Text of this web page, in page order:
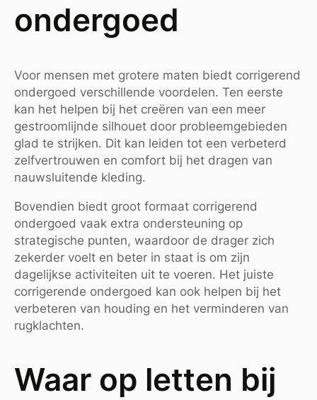
ondergoed
Voor mensen met grotere maten biedt corrigerend
ondergoed verschillende voordelen. Ten eerste
kan het helpen bij het creëren van een meer
gestroomlijnde silhouet door probleemgebieden
glad te strijken. Dit kan leiden tot een verbeterd
zelfvertrouwen en comfort bij het dragen van
nauwsluitende kleding.
Bovendien biedt groot formaat corrigerend
ondergoed vaak extra ondersteuning op
strategische punten, waardoor de drager zich
zekerder voelt en beter in staat is om zijn
dagelijkse activiteiten uit te voeren. Het juiste
corrigerende ondergoed kan ook helpen bij het
verbeteren van houding en het verminderen van
rugklachten.
Waar op letten bij